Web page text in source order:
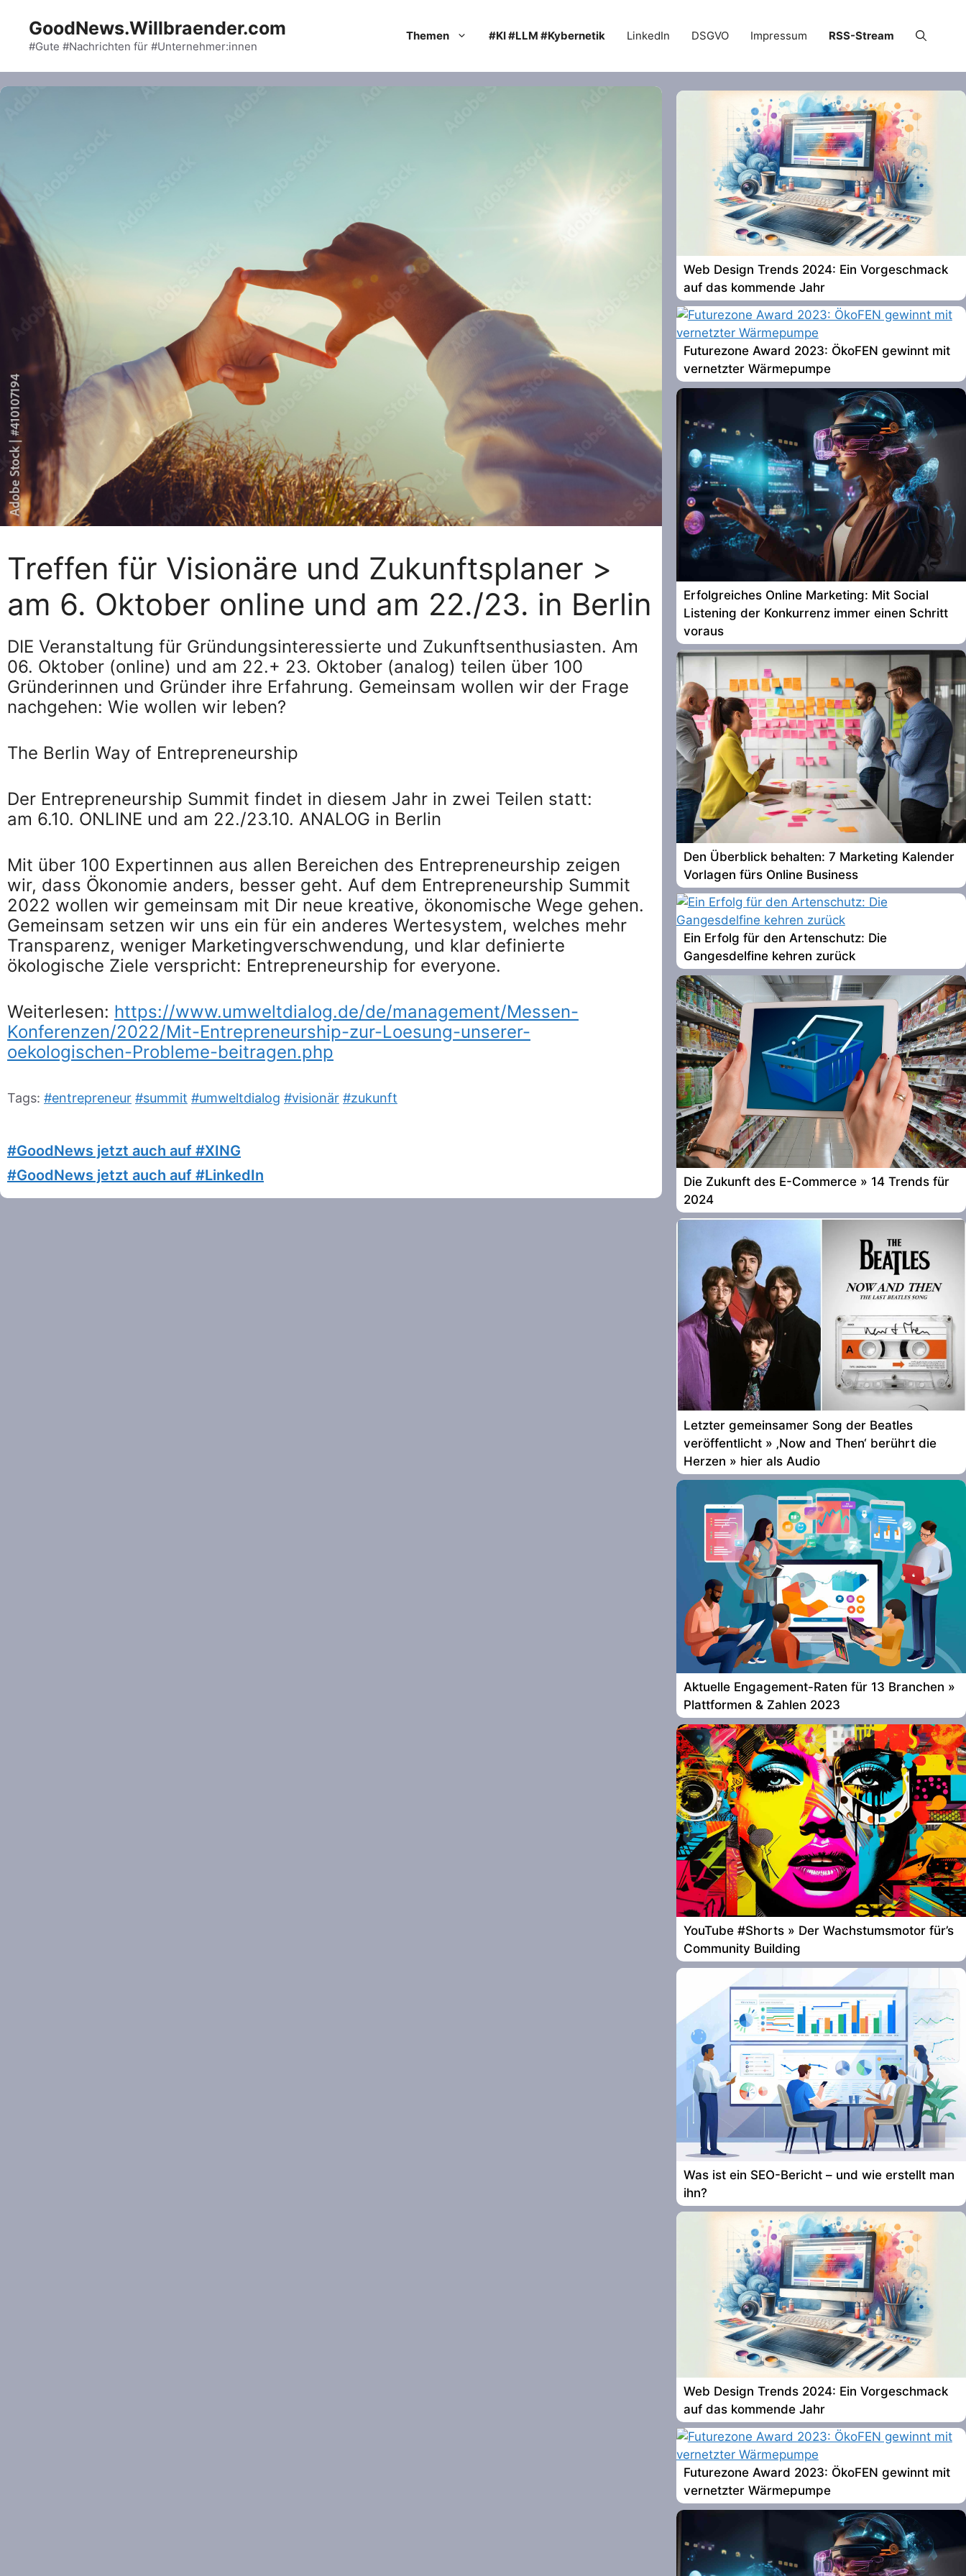
content
GoodNews.Willbraender.com
#Gute #Nachrichten für #Unternehmer:innen
Themen #KI #LLM #Kybernetik LinkedIn DSGVO Impressum RSS-Stream
Treffen für Visionäre und Zukunftsplaner >
am 6. Oktober online und am 22./23. in Berlin
DIE Veranstaltung für Gründungsinteressierte und Zukunftsenthusiasten. Am
06. Oktober (online) und am 22.+ 23. Oktober (analog) teilen über 100
Gründerinnen und Gründer ihre Erfahrung. Gemeinsam wollen wir der Frage
nachgehen: Wie wollen wir leben?
The Berlin Way of Entrepreneurship
Der Entrepreneurship Summit findet in diesem Jahr in zwei Teilen statt:
am 6.10. ONLINE und am 22./23.10. ANALOG in Berlin
Mit über 100 Expertinnen aus allen Bereichen des Entrepreneurship zeigen
wir, dass Ökonomie anders, besser geht. Auf dem Entrepreneurship Summit
2022 wollen wir gemeinsam mit Dir neue kreative, ökonomische Wege gehen.
Gemeinsam setzen wir uns ein für ein anderes Wertesystem, welches mehr
Transparenz, weniger Marketingverschwendung, und klar definierte
ökologische Ziele verspricht: Entrepreneurship for everyone.
Weiterlesen: https://www.umweltdialog.de/de/management/Messen-
Konferenzen/2022/Mit-Entrepreneurship-zur-Loesung-unserer-
oekologischen-Probleme-beitragen.php
Tags: #entrepreneur #summit #umweltdialog #visionär #zukunft
#GoodNews jetzt auch auf #XING
#GoodNews jetzt auch auf #LinkedIn
Web Design Trends 2024: Ein Vorgeschmack
auf das kommende Jahr
Futurezone Award 2023: ÖkoFEN gewinnt mit
vernetzter Wärmepumpe
Erfolgreiches Online Marketing: Mit Social
Listening der Konkurrenz immer einen Schritt
voraus
Den Überblick behalten: 7 Marketing Kalender
Vorlagen fürs Online Business
Ein Erfolg für den Artenschutz: Die
Gangesdelfine kehren zurück
Die Zukunft des E-Commerce » 14 Trends für
2024
Letzter gemeinsamer Song der Beatles
veröffentlicht » ‚Now and Then‘ berührt die
Herzen » hier als Audio
Aktuelle Engagement-Raten für 13 Branchen »
Plattformen & Zahlen 2023
YouTube #Shorts » Der Wachstumsmotor für’s
Community Building
Was ist ein SEO-Bericht – und wie erstellt man
ihn?
Web Design Trends 2024: Ein Vorgeschmack
auf das kommende Jahr
Futurezone Award 2023: ÖkoFEN gewinnt mit
vernetzter Wärmepumpe